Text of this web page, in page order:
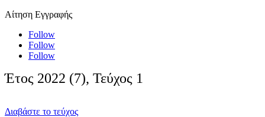
Αίτηση Εγγραφής
Follow
Follow
Follow
Έτος 2022 (7), Τεύχος 1
Διαβάστε το τεύχος